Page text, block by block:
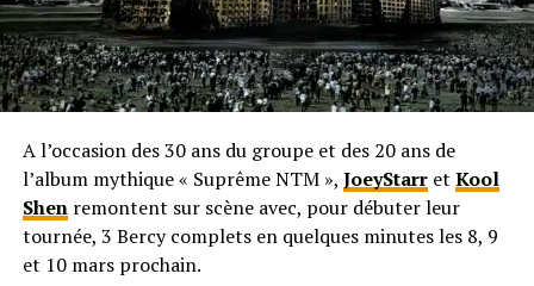
A l’occasion des 30 ans du groupe et des 20 ans de
l’album mythique « Suprême NTM », JoeyStarret Kool
Shenremontent sur scène avec, pour débuter leur
tournée, 3 Bercy complets en quelques minutes les 8, 9
et 10 mars prochain.